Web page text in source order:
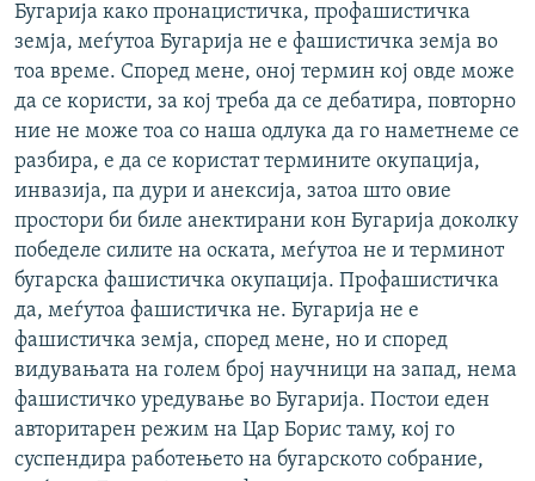
Бугарија како пронацистичка, профашистичка
земја, меѓутоа Бугарија не е фашистичка земја во
тоа време. Според мене, оној термин кој овде може
да се користи, за кој треба да се дебатира, повторно
ние не може тоа со наша одлука да го наметнеме се
разбира, е да се користат термините окупација,
инвазија, па дури и анексија, затоа што овие
простори би биле анектирани кон Бугарија доколку
победеле силите на оската, меѓутоа не и терминот
бугарска фашистичка окупација. Профашистичка
да, меѓутоа фашистичка не. Бугарија не е
фашистичка земја, според мене, но и според
видувањата на голем број научници на запад, нема
фашистичко уредување во Бугарија. Постои еден
авторитарен режим на Цар Борис таму, кој го
суспендира работењето на бугарското собрание,